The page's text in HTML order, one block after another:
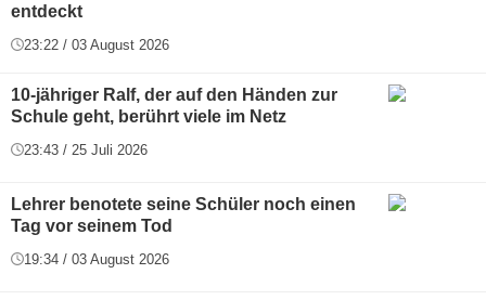
entdeckt
23:22 / 03 August 2026
10-jähriger Ralf, der auf den Händen zur
Schule geht, berührt viele im Netz
23:43 / 25 Juli 2026
Lehrer benotete seine Schüler noch einen
Tag vor seinem Tod
19:34 / 03 August 2026